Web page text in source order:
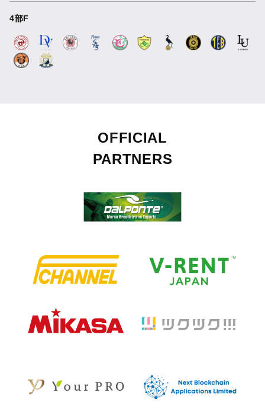
4部F
OFFICIAL
PARTNERS